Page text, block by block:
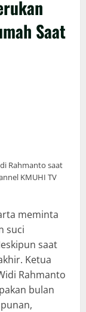
Saat
Rahmanto saat
KMUHI TV
meminta
suci
saat
Ketua
Rahmanto
bulan